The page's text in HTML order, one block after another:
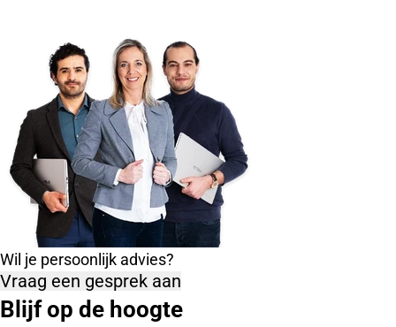
Wil je persoonlijk advies?
Vraag een gesprek aan
Blijf op de hoogte